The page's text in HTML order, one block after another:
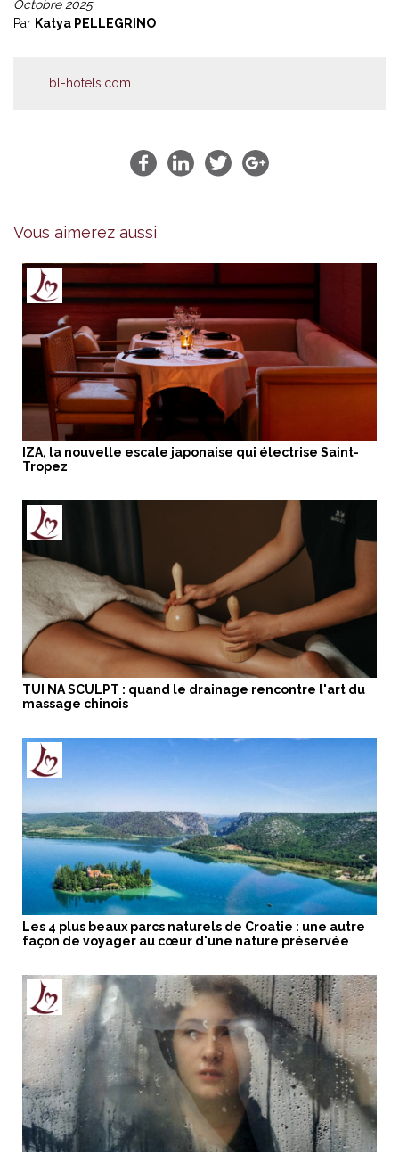
Octobre 2025
Par Katya PELLEGRINO
bl-hotels.com
Vous aimerez aussi
IZA, la nouvelle escale japonaise qui électrise Saint-
Tropez
TUI NA SCULPT : quand le drainage rencontre l'art du
massage chinois
Les 4 plus beaux parcs naturels de Croatie : une autre
façon de voyager au cœur d'une nature préservée